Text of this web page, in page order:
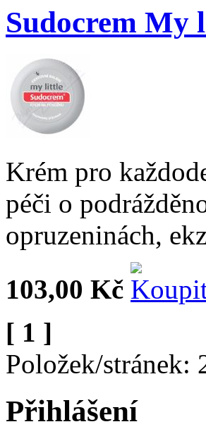
Sudocrem My
Krém pro
péči o
opruzeninách,
103,00 Kč
[ 1 ]
Položek/stránek:
Přihlášení